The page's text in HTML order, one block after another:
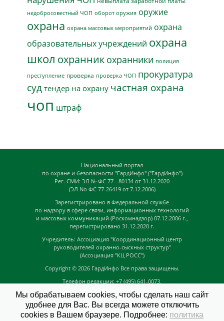
недобросовестный ЧОП оборот оружия оружие
охрана охрана массовых мероприятий охрана
образовательных учреждений охрана
школ охранник охранники полиция
преступление проверка проверка ЧОП прокуратура
суд тендер на охрану частная охрана
чоп штраф
Национальный портал
по охране и безопасности "ГардИнфо" ("ГардИнфо")
Рег. СМИ: ЭЛ № ФС 77 - 80134 от 31.12.2020
(ЭЛ No ФС 77-26419 от 7.12.2006)
Зарегистрировано в Федеральной службе
по надзору в сфере связи, информационных технологий
и массовых коммуникаций (Роскомнадзор) 07.12.2006 г.,
перегистрировано 31.12.2020 г.
Учредитель: Ассоциация "Координационный центр
руководителей охранно-сыскных структур"
(Ассоциация "КЦ РОСС")
Copyright © 2026 ГардИнфо Все права защищены.
Телефон редакции: +7 (495) 641-0073,
news@guardinfo.online
Главный редактор: Кузьмин Д.А.
Мы обрабатываем cookies, чтобы сделать наш сайт
удобнее для Вас. Вы всегда можете отключить
cookies в Вашем браузере. Подробнее: политика